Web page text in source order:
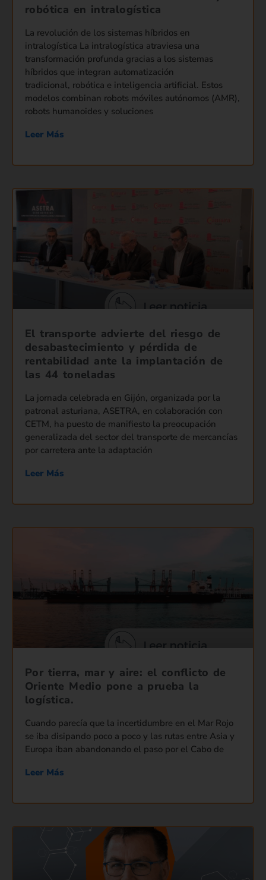
robótica en intralogística
La revolución de los sistemas híbridos en
intralogística La intralogística atraviesa una
transformación profunda gracias a los sistemas
híbridos que integran automatización
tradicional, robótica e inteligencia artificial. Estos
modelos combinan robots móviles autónomos (AMR),
robots humanoides y soluciones
Leer Más
El transporte advierte del riesgo de
desabastecimiento y pérdida de
rentabilidad ante la implantación de
las 44 toneladas
La jornada celebrada en Gijón, organizada por la
patronal asturiana, ASETRA, en colaboración con
CETM, ha puesto de manifiesto la preocupación
generalizada del sector del transporte de mercancías
por carretera ante la adaptación
Leer Más
Por tierra, mar y aire: el conflicto de
Oriente Medio pone a prueba la
logística.
Cuando parecía que la incertidumbre en el Mar Rojo
se iba disipando poco a poco y las rutas entre Asia y
Europa iban abandonando el paso por el Cabo de
Leer Más